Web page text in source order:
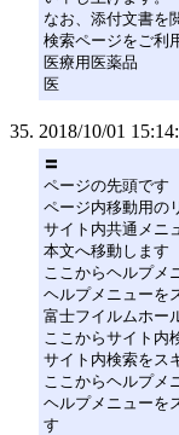
なお、添付文書を
検索ページをご利
医療用医薬品
医
2018/10/01
〓
ページの先頭です
ページ内移動用の
サイト内共通メニ
本文へ移動します
ここからヘルプメ
ヘルプメニューを
富士フイルムホー
ここからサイト内
サイト内検索をス
ここからヘルプメ
ヘルプメニューを
す